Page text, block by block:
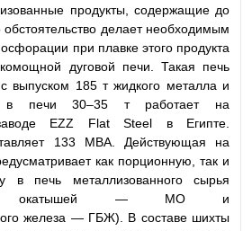
продукты, содержащие до
делает необходимым
при плавке этого продукта
дуговой печи. Такая печь
выпуском 185 т жидкого металла и
в печи 30–35 т работает на
заводе EZZ Flat Steel в Египте.
133 МВА. Действующая на
как порционную, так и
в печь металлизованного сырья
окатышей — МО и
железа — ГБЖ). В составе шихты